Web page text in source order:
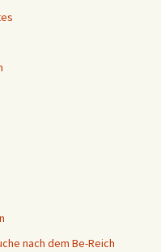
nach dem Be-Reich